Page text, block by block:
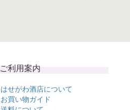
ご利用案内
はせがわ酒店について
お買い物ガイド